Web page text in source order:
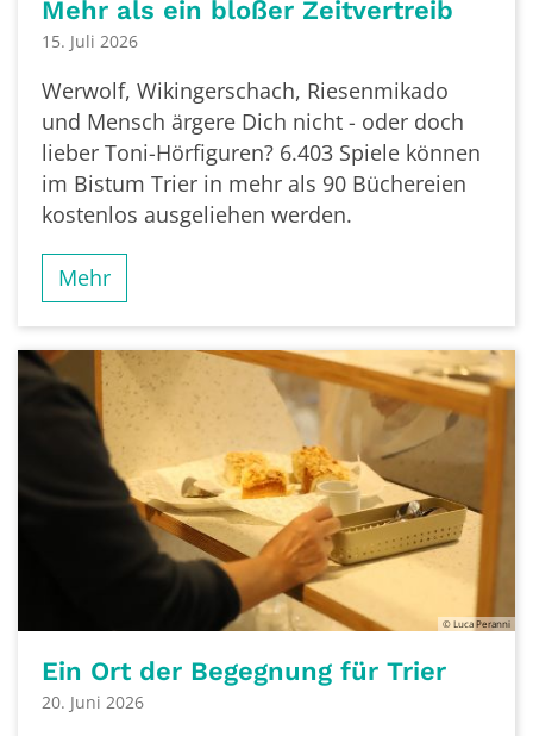
Mehr als ein bloßer Zeitvertreib
15. Juli 2026
Werwolf, Wikingerschach, Riesenmikado
und Mensch ärgere Dich nicht - oder doch
lieber Toni-Hörfiguren? 6.403 Spiele können
im Bistum Trier in mehr als 90 Büchereien
kostenlos ausgeliehen werden.
Mehr
© Luca Peranni
Ein Ort der Begegnung für Trier
20. Juni 2026